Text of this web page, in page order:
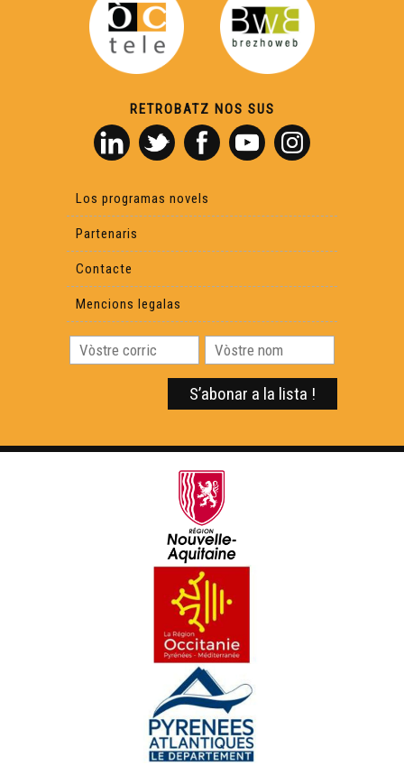
Manufacture Verbale (1)
Luc Aussibal
Canta Se Gausas
Lo Barrut - L'Ombra de Mai
Amassa 02 : D'aquèths charmans endrets d'amor
Maishanta lenga : Era Sauta Banassa
Croc'stane (3)
Doctors de Trobar
Maishanta Lenga : Los Hilhs de la Montanha
RETROBATZ NOS SUS
Los programas novels
Partenaris
Contacte
Mencions legalas